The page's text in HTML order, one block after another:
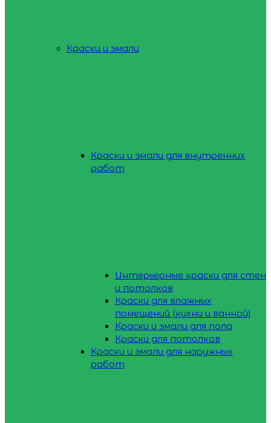
Краски и эмали
Краски и эмали для внутренних
работ
Интерьерные краски для стен
и потолков
Краски для влажных
помещений (кухни и ванной)
Краски и эмали для пола
Краски для потолков
Краски и эмали для наружных
работ